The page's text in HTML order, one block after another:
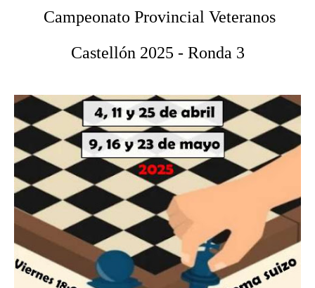
Campeonato Provincial Veteranos
Castellón 2025 - Ronda 3